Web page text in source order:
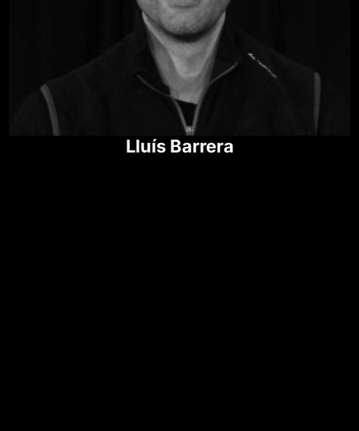
Lluís Barrera